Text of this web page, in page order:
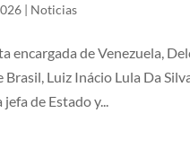
| Noticias
encargada de Venezuela,
Luiz Inácio Lula Da
de Estado y...